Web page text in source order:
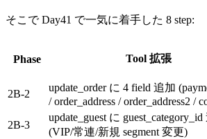
そこで Day41 で一気に着手した 8 step:
Phase Tool 拡張
2B-2
update_order に 4 field 追加
/ order_address / order_address2 /
2B-3
update_guest に guest_category_id
(VIP/常連/新規 segment 変更)